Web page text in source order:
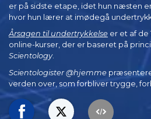
er på sidste etape, idet hun næsten
hvor hun lærer at imødegå
Årsagen til undertrykkelse er et af de
online-kurser, der er baseret på
Scientology.
Scientologister @hjemme
verden over, som forbliver trygge,